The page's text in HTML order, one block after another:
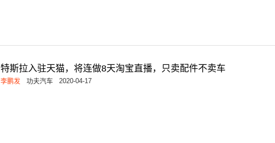
特斯拉入驻天猫，将连做8天淘宝直播，只卖配件不卖车
李鹏发 功夫汽车 2020-04-17